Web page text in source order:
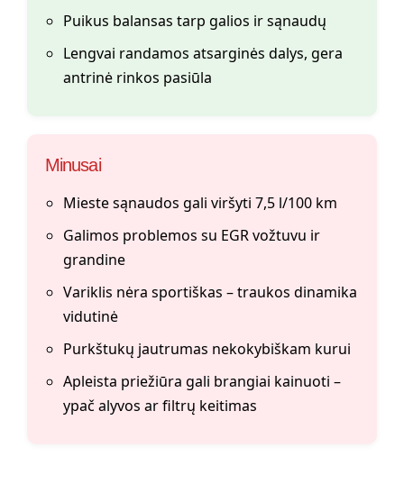
Puikus balansas tarp galios ir sąnaudų
Lengvai randamos atsarginės dalys, gera
antrinė rinkos pasiūla
Minusai
Mieste sąnaudos gali viršyti 7,5 l/100 km
Galimos problemos su EGR vožtuvu ir
grandine
Variklis nėra sportiškas – traukos dinamika
vidutinė
Purkštukų jautrumas nekokybiškam kurui
Apleista priežiūra gali brangiai kainuoti –
ypač alyvos ar filtrų keitimas